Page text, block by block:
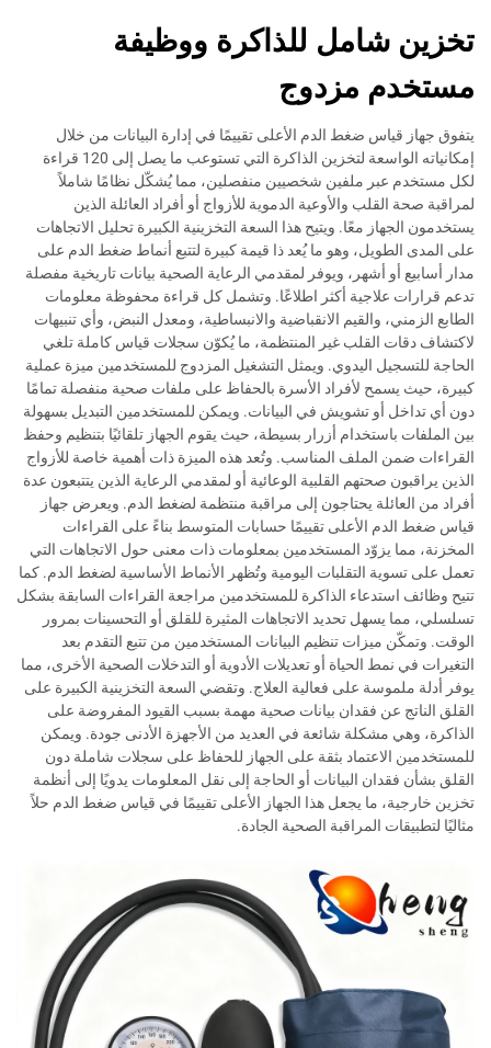
تخزين شامل للذاكرة ووظيفة
مستخدم مزدوج
يتفوق جهاز قياس ضغط الدم الأعلى تقييمًا في إدارة البيانات من خلال
إمكانياته الواسعة لتخزين الذاكرة التي تستوعب ما يصل إلى 120 قراءة
لكل مستخدم عبر ملفين شخصيين منفصلين، مما يُشكّل نظامًا شاملاً
لمراقبة صحة القلب والأوعية الدموية للأزواج أو أفراد العائلة الذين
يستخدمون الجهاز معًا. ويتيح هذا السعة التخزينية الكبيرة تحليل الاتجاهات
على المدى الطويل، وهو ما يُعد ذا قيمة كبيرة لتتبع أنماط ضغط الدم على
مدار أسابيع أو أشهر، ويوفر لمقدمي الرعاية الصحية بيانات تاريخية مفصلة
تدعم قرارات علاجية أكثر اطلاعًا. وتشمل كل قراءة محفوظة معلومات
الطابع الزمني، والقيم الانقباضية والانبساطية، ومعدل النبض، وأي تنبيهات
لاكتشاف دقات القلب غير المنتظمة، ما يُكوّن سجلات قياس كاملة تلغي
الحاجة للتسجيل اليدوي. ويمثل التشغيل المزدوج للمستخدمين ميزة عملية
كبيرة، حيث يسمح لأفراد الأسرة بالحفاظ على ملفات صحية منفصلة تمامًا
دون أي تداخل أو تشويش في البيانات. ويمكن للمستخدمين التبديل بسهولة
بين الملفات باستخدام أزرار بسيطة، حيث يقوم الجهاز تلقائيًا بتنظيم وحفظ
القراءات ضمن الملف المناسب. وتُعد هذه الميزة ذات أهمية خاصة للأزواج
الذين يراقبون صحتهم القلبية الوعائية أو لمقدمي الرعاية الذين يتتبعون عدة
أفراد من العائلة يحتاجون إلى مراقبة منتظمة لضغط الدم. ويعرض جهاز
قياس ضغط الدم الأعلى تقييمًا حسابات المتوسط بناءً على القراءات
المخزنة، مما يزوّد المستخدمين بمعلومات ذات معنى حول الاتجاهات التي
تعمل على تسوية التقلبات اليومية وتُظهر الأنماط الأساسية لضغط الدم. كما
تتيح وظائف استدعاء الذاكرة للمستخدمين مراجعة القراءات السابقة بشكل
تسلسلي، مما يسهل تحديد الاتجاهات المثيرة للقلق أو التحسينات بمرور
الوقت. وتمكّن ميزات تنظيم البيانات المستخدمين من تتبع التقدم بعد
التغيرات في نمط الحياة أو تعديلات الأدوية أو التدخلات الصحية الأخرى، مما
يوفر أدلة ملموسة على فعالية العلاج. وتقضي السعة التخزينية الكبيرة على
القلق الناتج عن فقدان بيانات صحية مهمة بسبب القيود المفروضة على
الذاكرة، وهي مشكلة شائعة في العديد من الأجهزة الأدنى جودة. ويمكن
للمستخدمين الاعتماد بثقة على الجهاز للحفاظ على سجلات شاملة دون
القلق بشأن فقدان البيانات أو الحاجة إلى نقل المعلومات يدويًا إلى أنظمة
تخزين خارجية، ما يجعل هذا الجهاز الأعلى تقييمًا في قياس ضغط الدم حلاً
مثاليًا لتطبيقات المراقبة الصحية الجادة.